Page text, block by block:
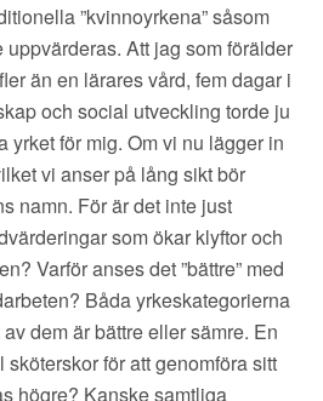
”kvinnoyrkena” såsom
Att jag som förälder
än en lärares vård, fem dagar i
och social utveckling torde ju
yrket för mig. Om vi nu lägger in
vi anser på lång sikt bör
namn. För är det inte just
som ökar klyftor och
Varför anses det ”bättre” med
Båda yrkeskategorierna
dem är bättre eller sämre. En
för att genomföra sitt
högre? Kanske samtliga